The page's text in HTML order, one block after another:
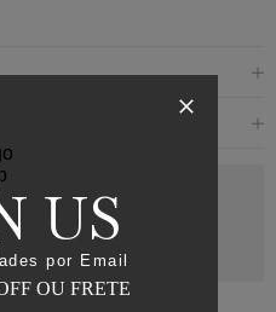
próxima compra.
US
por Email
OU FRETE